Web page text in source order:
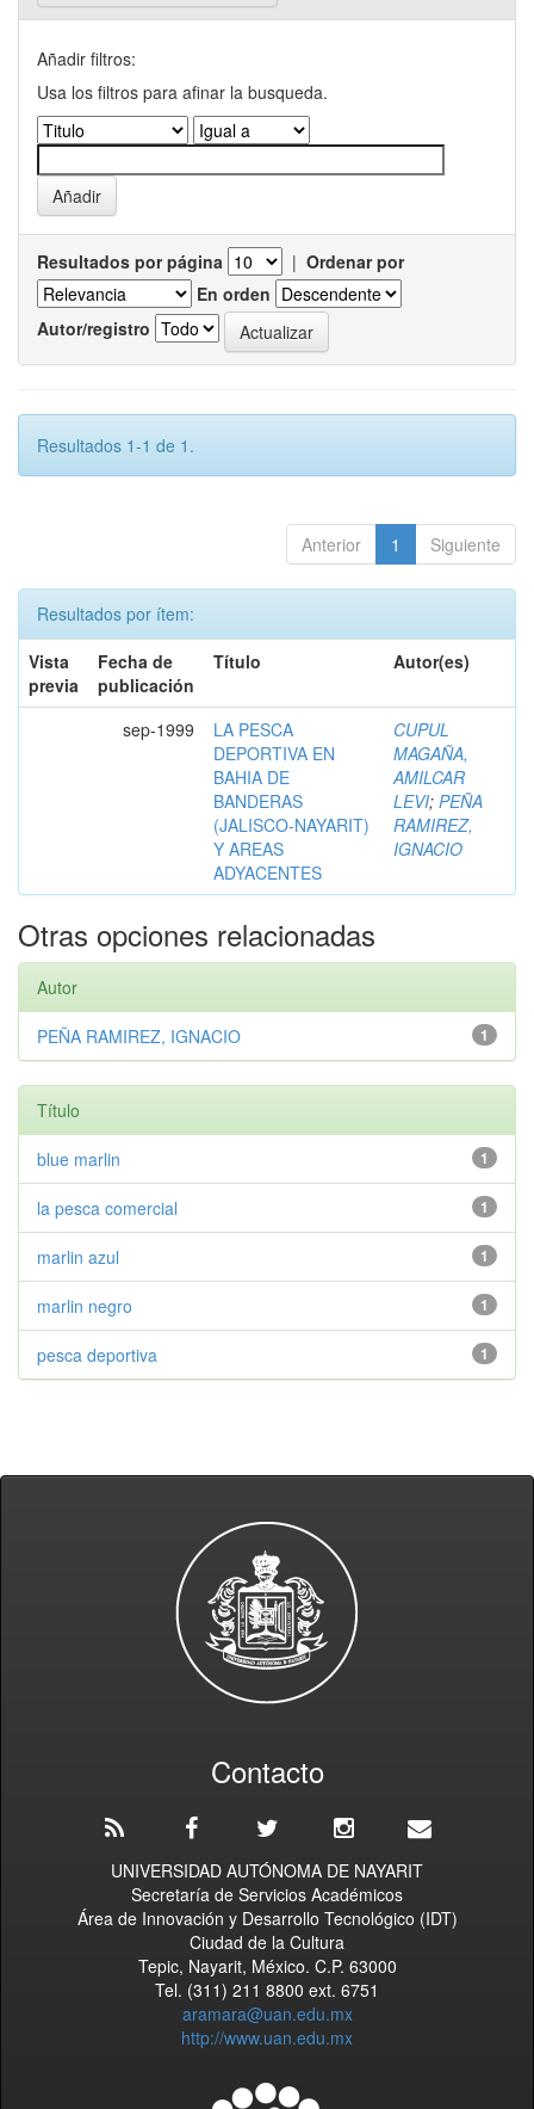
Añadir filtros:
Usa los filtros para afinar la busqueda.
Resultados por página | Ordenar por
En orden
Autor/registro
Resultados 1-1 de 1.
Anterior 1 Siguiente
Resultados por ítem:
Vista
previa
Fecha de
publicación
Título Autor(es)
sep-1999
LA PESCA
DEPORTIVA EN
BAHIA DE
BANDERAS
(JALISCO-NAYARIT)
Y AREAS
ADYACENTES
CUPUL
MAGAÑA,
AMILCAR
LEVI; PEÑA
RAMIREZ,
IGNACIO
Otras opciones relacionadas
Autor
1
PEÑA RAMIREZ, IGNACIO
Título
1
blue marlin
1
la pesca comercial
1
marlin azul
1
marlin negro
1
pesca deportiva
Contacto
UNIVERSIDAD AUTÓNOMA DE NAYARIT
Secretaría de Servicios Académicos
Área de Innovación y Desarrollo Tecnológico (IDT)
Ciudad de la Cultura
Tepic, Nayarit, México. C.P. 63000
Tel. (311) 211 8800 ext. 6751
aramara@uan.edu.mx
http://www.uan.edu.mx